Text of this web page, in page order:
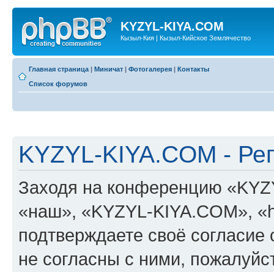
KYZYL-KIYA.COM
Кызыл-Кия | Кызыл-Кийское Землячество
Главная страница | Миничат | Фотогалерея | Контакты
Список форумов
KYZYL-KIYA.COM -
Заходя на конференцию
«наш», «KYZYL-KIYA.COM»,
подтверждаете своё
не согласны с ними,